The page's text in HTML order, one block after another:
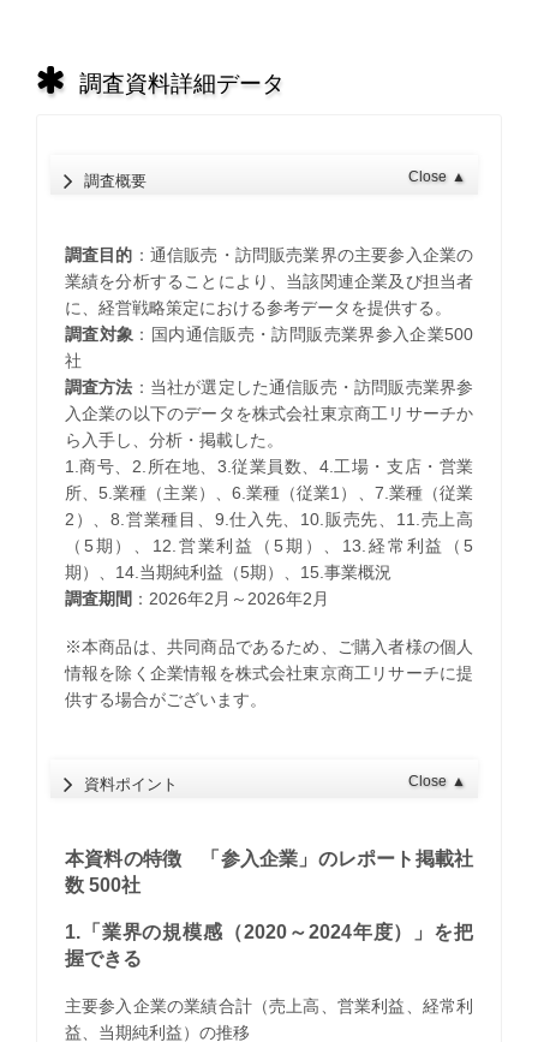
調査資料詳細データ
調査概要 Close ▲
調査目的 ：通信販売・訪問販売業界の主要参入企業の
業績を分析することにより、当該関連企業及び担当者
に、経営戦略策定における参考データを提供する。
調査対象 ：国内通信販売・訪問販売業界参入企業500
社
調査方法 ：当社が選定した通信販売・訪問販売業界参
入企業の以下のデータを株式会社東京商工リサーチか
ら入手し、分析・掲載した。
1.商号、2.所在地、3.従業員数、4.工場・支店・営業
所、5.業種（主業）、6.業種（従業1）、7.業種（従業
2）、8.営業種目、9.仕入先、10.販売先、11.売上高
（5期）、12.営業利益（5期）、13.経常利益（5
期）、14.当期純利益（5期）、15.事業概況
調査期間 ：2026年2月～2026年2月
※本商品は、共同商品であるため、ご購入者様の個人
情報を除く企業情報を株式会社東京商工リサーチに提
供する場合がございます。
資料ポイント Close ▲
本資料の特徴 「参入企業」のレポート掲載社
数 500社
1.「業界の規模感（2020～2024年度）」を把
握できる
主要参入企業の業績合計（売上高、営業利益、経常利
益、当期純利益）の推移